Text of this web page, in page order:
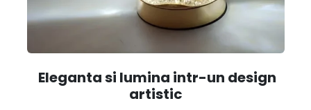
Eleganta si lumina intr-un design
artistic